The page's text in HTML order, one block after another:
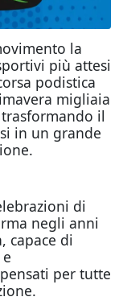
la
più attesi
podistica
migliaia
il
in un grande
di
negli anni
capace di
per tutte